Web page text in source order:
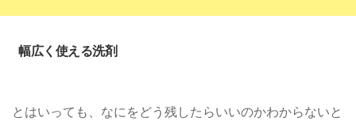
幅広く使える洗剤
とはいっても、なにをどう残したらいいのかわからないと